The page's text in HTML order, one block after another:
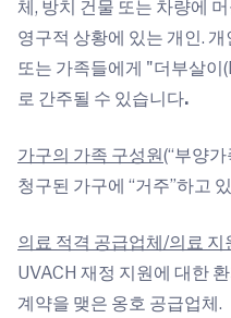
체, 방치 건물 또는 차량에
영구적 상황에 있는 개인.
또는 가족들에게 "더부살
로 간주될 수 있습니다.
가구의 가족 구성원(“부양
청구된 가구에 “거주”하고
의료 적격 공급업체/의료 지
UVACH 재정 지원에 대한
계약을 맺은 옹호 공급업체.